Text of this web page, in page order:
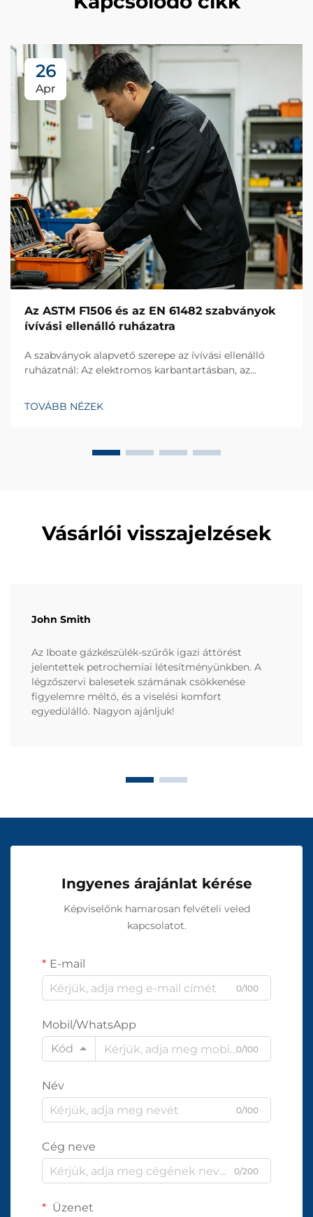
26
Apr
Az ASTM F1506 és az EN 61482 szabványok
ívívási ellenálló ruházatra
A szabványok alapvető szerepe az ívívási ellenálló
ruházatnál: Az elektromos karbantartásban, az
gyártásban az ívívási balesetek súlyos hő- és
TOVÁBB NÉZEK
Vásárlói visszajelzések
John Smith
Az Iboate gázkészülék-szűrők igazi áttörést
jelentettek petrochemiai létesítményünkben. A
légzőszervi balesetek számának csökkenése
figyelemre méltó, és a viselési komfort
egyedülálló. Nagyon ajánljuk!
Ingyenes árajánlat kérése
Képviselőnk hamarosan felvételi veled
kapcsolatot.
E-mail
0/100
Mobil/WhatsApp
Kód
0/100
Név
0/100
Cég neve
0/200
Üzenet